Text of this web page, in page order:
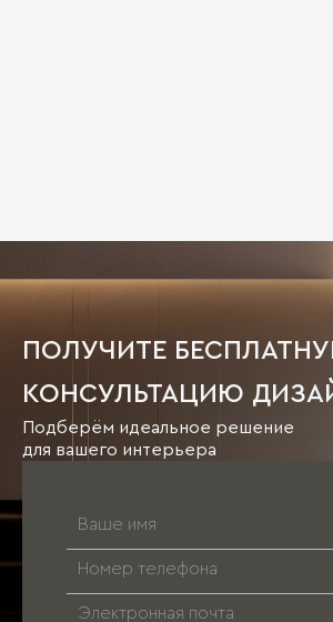
ПОЛУЧИТЕ
КОНСУЛЬТАЦИЮ
Подберём идеальное решение
для вашего интерьера